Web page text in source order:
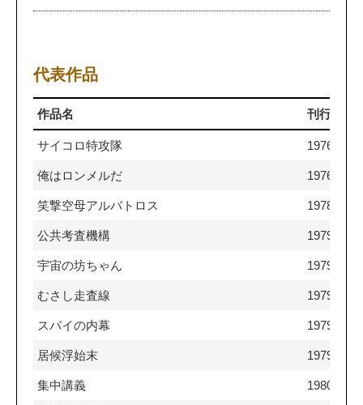
代表作品
作品名 刊行年
サイコロ特攻隊 1976
俺はロンメルだ 1976
笑撃空母アルバトロス 1978
公共考査機構 1979
宇宙の坊ちゃん 1979
むさし走査線 1979
スパイの内幕 1979
居候浮始末 1979
集中講義 1980